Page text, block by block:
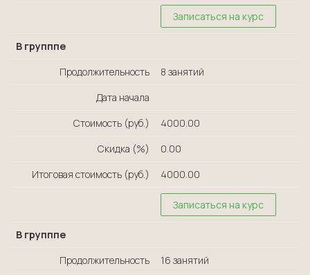
Записаться на курс
В групппе
Продолжительность
8 занятий
Дата начала
Стоимость (руб.)
4000.00
Скидка (%)
0.00
Итоговая стоимость (руб.)
4000.00
Записаться на курс
В групппе
Продолжительность
16 занятий